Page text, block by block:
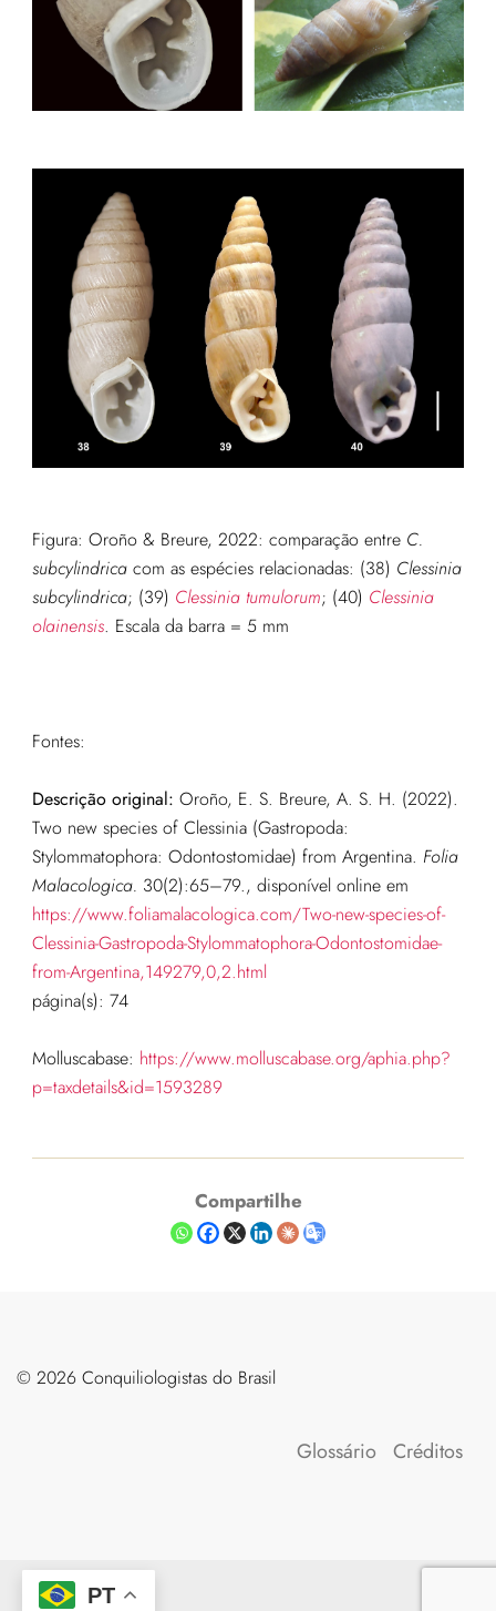
Figura: Oroño & Breure, 2022: comparação entre C.
subcylindricacom as espécies relacionadas: (38) Clessinia
subcylindrica; (39) Clessinia tumulorum; (40) Clessinia
olainensis. Escala da barra = 5 mm
Fontes:
Descrição original: Oroño, E. S. Breure, A. S. H. (2022).
Two new species of Clessinia (Gastropoda:
Stylommatophora: Odontostomidae) from Argentina. Folia
Malacologica. 30(2):65–79., disponível online em
https://www.foliamalacologica.com/Two-new-species-of-
Clessinia-Gastropoda-Stylommatophora-Odontostomidae-
from-Argentina,149279,0,2.html
página(s): 74
Molluscabase: https://www.molluscabase.org/aphia.php?
p=taxdetails&id=1593289
Compartilhe
©️ 2026 Conquiliologistas do Brasil
Glossário Créditos
PT